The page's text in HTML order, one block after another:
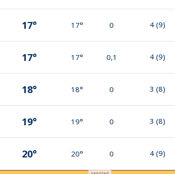
17° 17° 0 4 (9)
17° 17° 0,1 4 (9)
18° 18° 0 3 (8)
19° 19° 0 3 (8)
20° 20° 0 4 (9)